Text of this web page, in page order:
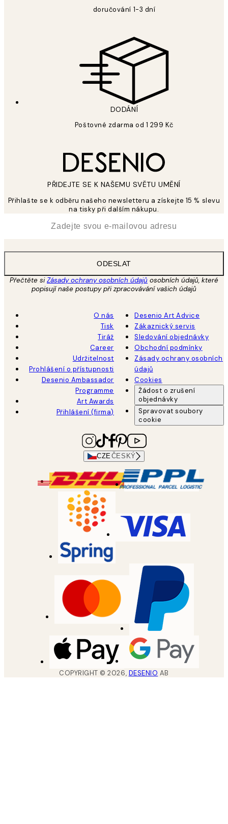
doručování 1-3 dní
DODÁNÍ
Poštovné zdarma od 1 299 Kč
PŘIDEJTE SE K NAŠEMU SVĚTU UMĚNÍ
Přihlašte se k odběru našeho newsletteru a získejte 15 % slevu
na tisky při dalším nákupu.
ODESLAT
Přečtěte siZásady ochrany osobních údajů osobních údajů, které
popisují naše postupy při zpracovávání vašich údajů
O nás
Tisk
Tiráž
Career
Udržitelnost
Prohlášení o přístupnosti
Desenio Ambassador
Programme
Art Awards
Přihlášení (firma)
Desenio Art Advice
Zákaznický servis
Sledování objednávky
Obchodní podmínky
Zásady ochrany osobních
údajů
Cookies
Žádost o zrušení
objednávky
Spravovat soubory
cookie
CZEČESKÝ
COPYRIGHT ©2026, DESENIO AB